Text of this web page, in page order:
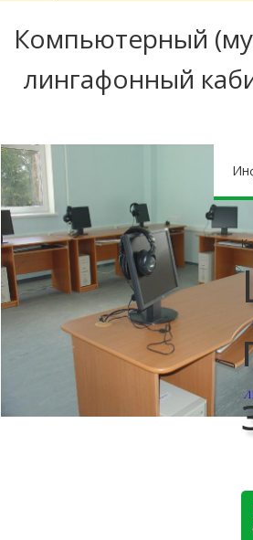
Компьютерный
лингафонный